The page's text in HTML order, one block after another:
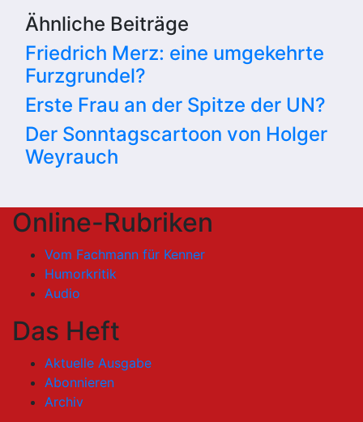
Ähnliche Beiträge
Friedrich Merz: eine umgekehrte
Furzgrundel?
Erste Frau an der Spitze der UN?
Der Sonntagscartoon von Holger
Weyrauch
Online-Rubriken
Vom Fachmann für Kenner
Humorkritik
Audio
Das Heft
Aktuelle Ausgabe
Abonnieren
Archiv